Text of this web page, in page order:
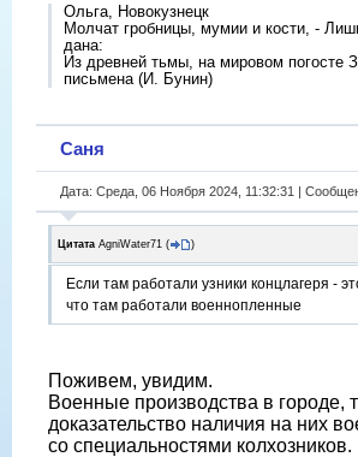
Ольга, Новокузнецк
Молчат гробницы, мумии и кости, -
дана:
Из древней тьмы, на мировом погосте
письмена (И. Бунин)
Саня
Дата: Среда, 06 Ноября 2024, 11:32:31 |
Цитата AgniWater71 ( )
Если там работали узники концлагеря -
что там работали военнопленные
Поживем, увидим.
Военные производства в городе,
доказательство наличия на них
со специальностями колхозников.